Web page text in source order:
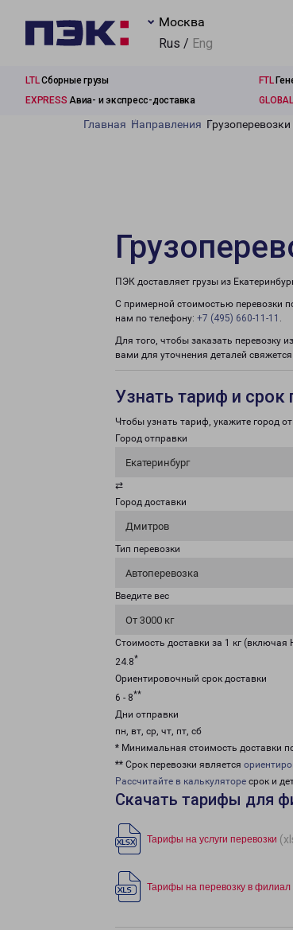
Москва
Rus / Eng
LTLСборные грузы FTL
EXPRESS Авиа- и экспресс-доставка GLOBAL
Главная Направления
ПЭК доставляет грузы из
С примерной стоимостью перевозки
нам по телефону: +7 (495) 660-11-11 .
Для того, чтобы заказать перевозку
вами для уточнения деталей
Узнать тариф и срок
Чтобы узнать тариф, укажите город
Город отправки
Екатеринбург
⇄
Город доставки
Дмитров
Тип перевозки
Автоперевозка
Введите вес
От 3000 кг
Стоимость доставки за 1 кг (включая
24.8*
Ориентировочный срок доставки
6 - 8**
Дни отправки
пн, вт, ср, чт, пт, сб
* Минимальная стоимость доставки
** Срок перевозки является
Рассчитайте в калькуляторе срок и
Скачать тарифы для
Тарифы на услуги перевозки
Тарифы на перевозку в филиал